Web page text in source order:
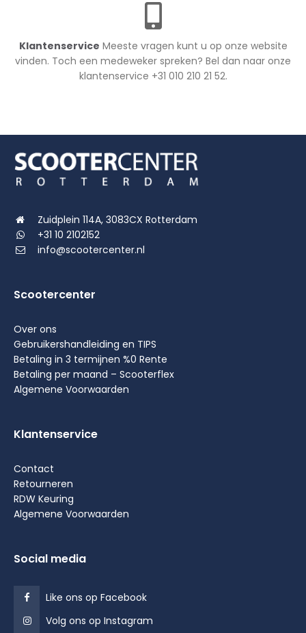
Klantenservice Meeste vragen kunt u op onze website
vinden. Toch een medeweker spreken? Bel dan naar onze
klantenservice +31 010 210 21 52.
Zuidplein 114A, 3083CX Rotterdam
+31 10 2102152
info@scootercenter.nl
Scootercenter
Over ons
Gebruikershandleiding en TIPS
Betaling in 3 termijnen %0 Rente
Betaling per maand – Scooterflex
Algemene Voorwaarden
Klantenservice
Contact
Retourneren
RDW Keuring
Algemene Voorwaarden
Social media
Like ons op Facebook
Volg ons op Instagram